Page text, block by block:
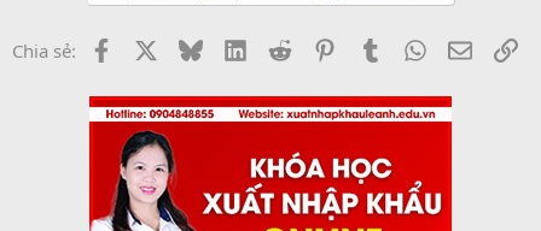
Chia sẻ: Facebook BlueskyLinkedInReddit PinterestTumblrWhatsApp
Email